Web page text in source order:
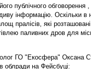
публічного обговорення ,
інформацію. Оскільки
пралісів, які
паливних дров для
ГО "Екосфера" Оксана
облради на Фейсбуці: